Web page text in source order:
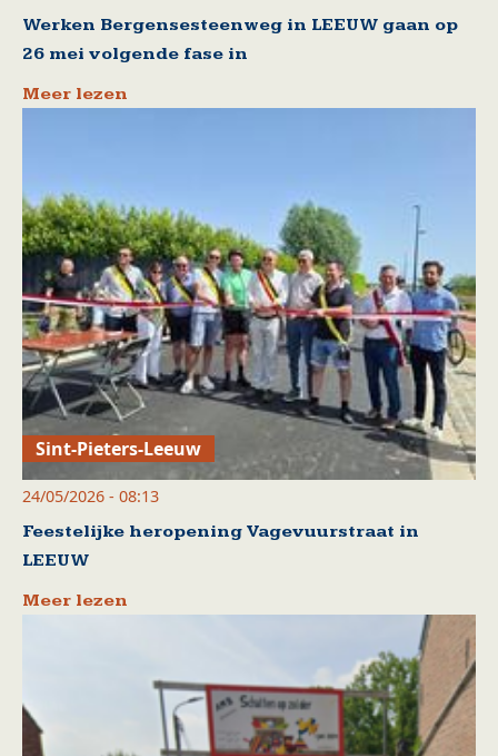
Werken Bergensesteenweg in LEEUW gaan op
26 mei volgende fase in
Meer lezen
Sint-Pieters-Leeuw
24/05/2026 - 08:13
Feestelijke heropening Vagevuurstraat in
LEEUW
Meer lezen